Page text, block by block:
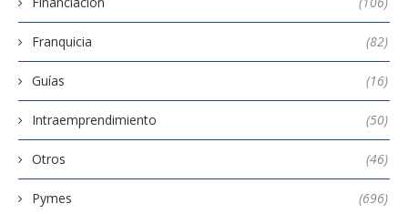
Franquicia (82)
Guías (16)
Intraemprendimiento (50)
Otros (46)
Pymes (696)